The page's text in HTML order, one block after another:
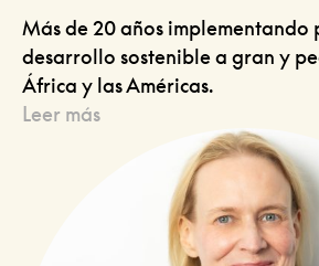
Más de 20 años implementando
desarrollo sostenible a gran y
África y las Américas.
Leer más